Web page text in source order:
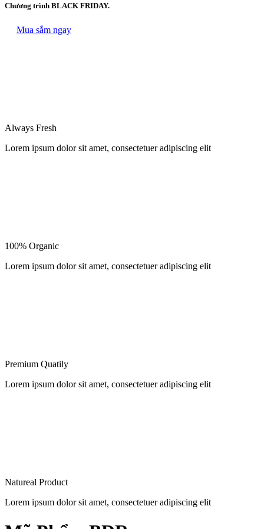
Chương trình BLACK FRIDAY.
Mua sắm ngay
Always Fresh
Lorem ipsum dolor sit amet, consectetuer adipiscing elit
100% Organic
Lorem ipsum dolor sit amet, consectetuer adipiscing elit
Premium Quatily
Lorem ipsum dolor sit amet, consectetuer adipiscing elit
Natureal Product
Lorem ipsum dolor sit amet, consectetuer adipiscing elit